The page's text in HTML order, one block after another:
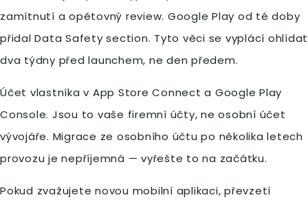
zamítnutí a opětovný review. Google Play od té doby
přidal Data Safety section. Tyto věci se vyplácí ohlídat
dva týdny před launchem, ne den předem.
Účet vlastníka v App Store Connect a Google Play
Console. Jsou to vaše firemní účty, ne osobní účet
vývojáře. Migrace ze osobního účtu po několika letech
provozu je nepříjemná — vyřešte to na začátku.
Pokud zvažujete novou mobilní aplikaci, převzetí